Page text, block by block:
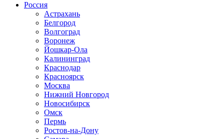
Россия
Астрахань
Белгород
Волгоград
Воронеж
Йошкар-Ола
Калининград
Краснодар
Красноярск
Москва
Нижний Новгород
Новосибирск
Омск
Пермь
Ростов-на-Дону